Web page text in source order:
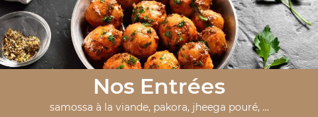
Nos Entrées
samossa à la viande, pakora, jheega pouré, ...